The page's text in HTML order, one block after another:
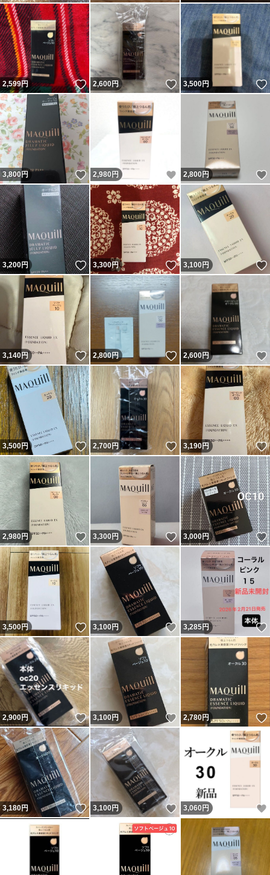
2,599円 いいね！
2,600円 いいね！
3,500円
3,800円 いいね！
2,980 円 いいね！
2,800円
3,200円 いいね！
3,300円 いいね！
3,100円
3,140円 いいね！
2,800円 いいね！
2,600円
3,500円 いいね！
2,700円 いいね！
3,190円
2,980円 いいね！
3,300円 いいね！
3,000円
3,500円 いいね！
3,100円 いいね！
3,285円
2,900円 いいね！
3,100円 いいね！
2,780円
3,180円 いいね！
3,100円 いいね！
3,060 円